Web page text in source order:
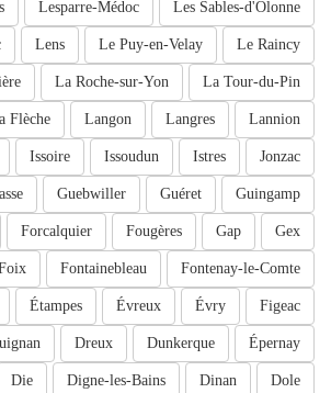
Les Sables-d'Olonne
Lesparre-Médoc
Le Raincy
Le Puy-en-Velay
Lens
La Tour-du-Pin
La Roche-sur-Yon
Lannion
Langres
Langon
Flèche
Jonzac
Istres
Issoudun
Issoire
Guingamp
Guéret
Guebwiller
Gex
Gap
Fougères
Forcalquier
Fontenay-le-Comte
Fontainebleau
Figeac
Évry
Évreux
Étampes
Épernay
Dunkerque
Dreux
Dole
Dinan
Digne-les-Bains
Die